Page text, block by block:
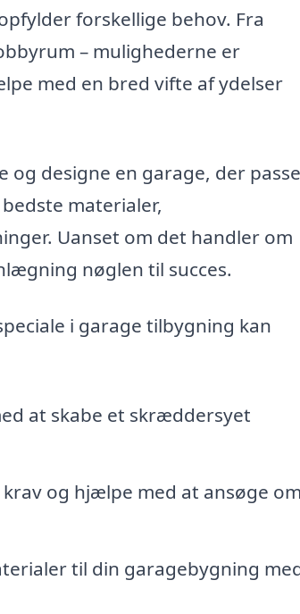
forskellige behov. Fra
– mulighederne er
med en bred vifte af ydelser
og designe en garage, der
materialer,
Uanset om det handler om
nøglen til succes.
i garage tilbygning kan
at skabe et skræddersyet
og hjælpe med at ansøge om
til din garagebygning